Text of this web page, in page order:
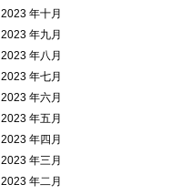
2023 年十月
2023 年九月
2023 年八月
2023 年七月
2023 年六月
2023 年五月
2023 年四月
2023 年三月
2023 年二月